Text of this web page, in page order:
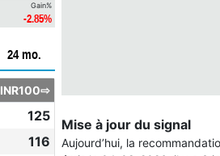
Gain%
-2.85%
24 mo.
INR100⇨
125
116
Mise à jour du signal
Aujourd’hui, la